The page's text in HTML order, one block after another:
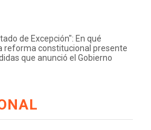
de Excepción": En qué
reforma constitucional presente
que anunció el Gobierno